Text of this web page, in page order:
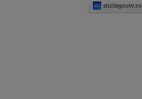
stirileprotv.ro